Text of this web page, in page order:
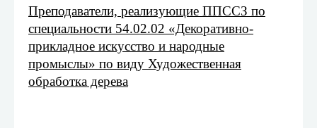
Преподаватели, реализующие ППССЗ по
специальности 54.02.02 «Декоративно-
прикладное искусство и народные
промыслы» по виду Художественная
обработка дерева